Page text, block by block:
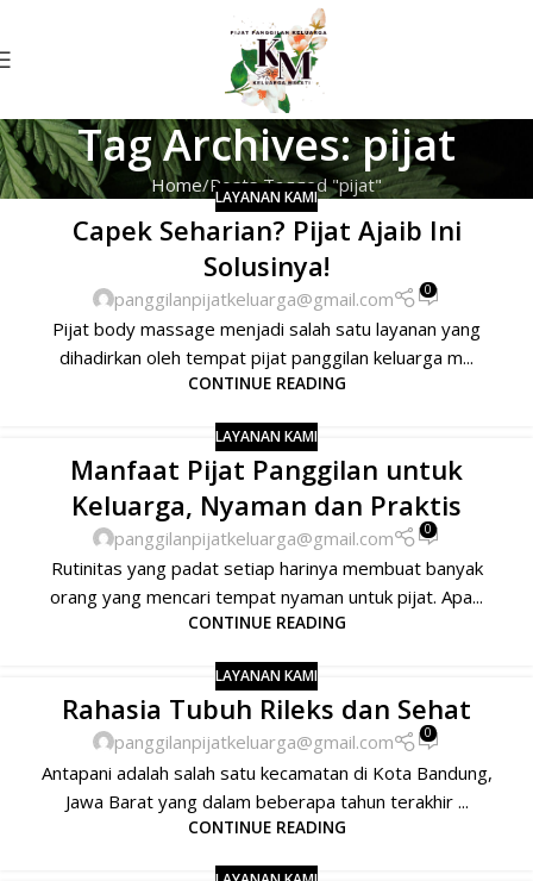
Tag Archives: pijat
Home Posts Tagged "pijat"
LAYANAN KAMI
Capek Seharian? Pijat Ajaib Ini
Solusinya!
panggilanpijatkeluarga@gmail.com 0
Pijat body massage menjadi salah satu layanan yang
dihadirkan oleh tempat pijat panggilan keluarga m...
CONTINUE READING
LAYANAN KAMI
Manfaat Pijat Panggilan untuk
Keluarga, Nyaman dan Praktis
panggilanpijatkeluarga@gmail.com 0
Rutinitas yang padat setiap harinya membuat banyak
orang yang mencari tempat nyaman untuk pijat. Apa...
CONTINUE READING
LAYANAN KAMI
Rahasia Tubuh Rileks dan Sehat
panggilanpijatkeluarga@gmail.com 0
Antapani adalah salah satu kecamatan di Kota Bandung,
Jawa Barat yang dalam beberapa tahun terakhir ...
CONTINUE READING